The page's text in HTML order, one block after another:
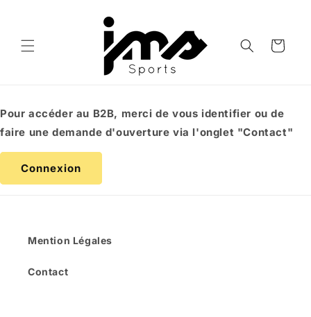
contenu
Panier
Pour accéder au B2B, merci de vous identifier ou de
faire une demande d'ouverture via l'onglet "Contact"
Connexion
Mention Légales
Contact